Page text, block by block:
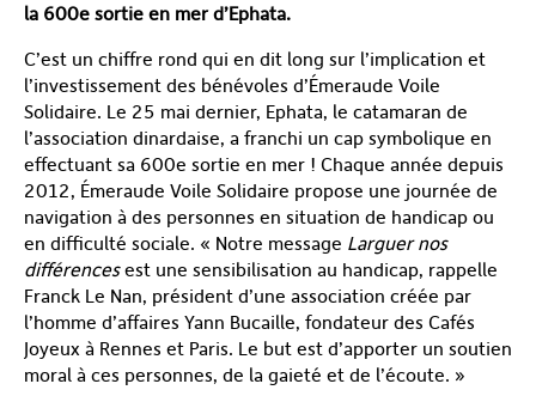
la 600e sortie en mer d’Ephata.
C’est un chiffre rond qui en dit long sur l’implication et
l’investissement des bénévoles d’Émeraude Voile
Solidaire. Le 25 mai dernier, Ephata, le catamaran de
l’association dinardaise, a franchi un cap symbolique en
effectuant sa 600e sortie en mer ! Chaque année depuis
2012, Émeraude Voile Solidaire propose une journée de
navigation à des personnes en situation de handicap ou
en difficulté sociale. « Notre message Larguer nos
différencesest une sensibilisation au handicap, rappelle
Franck Le Nan, président d’une association créée par
l’homme d’affaires Yann Bucaille, fondateur des Cafés
Joyeux à Rennes et Paris. Le but est d’apporter un soutien
moral à ces personnes, de la gaieté et de l’écoute. »